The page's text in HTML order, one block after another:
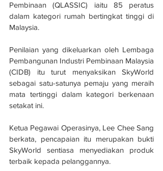
Pembinaan (QLASSIC) iaitu 85 peratus
dalam kategori rumah bertingkat tinggi di
Malaysia.
Penilaian yang dikeluarkan oleh Lembaga
Pembangunan Industri Pembinaan Malaysia
(CIDB) itu turut menyaksikan SkyWorld
sebagai satu-satunya pemaju yang meraih
mata tertinggi dalam kategori berkenaan
setakat ini.
Ketua Pegawai Operasinya, Lee Chee Sang
berkata, pencapaian itu merupakan bukti
SkyWorld sentiasa menyediakan produk
terbaik kepada pelanggannya.